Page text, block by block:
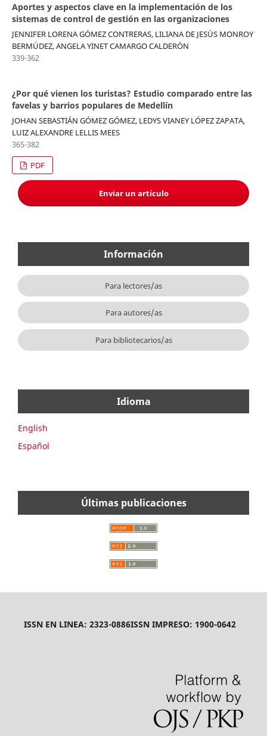
Aportes y aspectos clave en la implementación de los
sistemas de control de gestión en las organizaciones
JENNIFER LORENA GÓMEZ CONTRERAS, LILIANA DE JESÚS MONROY
BERMÚDEZ, ANGELA YINET CAMARGO CALDERÓN
339-362
¿Por qué vienen los turistas? Estudio comparado entre las
favelas y barrios populares de Medellín
JOHAN SEBASTIÁN GÓMEZ GÓMEZ, LEDYS VIANEY LÓPEZ ZAPATA,
LUIZ ALEXANDRE LELLIS MEES
365-382
PDF
Enviar un artículo
Información
Para lectores/as
Para autores/as
Para bibliotecarios/as
Idioma
English
Español
Últimas publicaciones
ISSN EN LINEA: 2323-0886ISSN IMPRESO: 1900-0642